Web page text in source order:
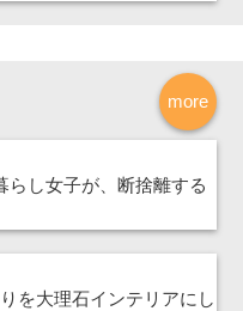
more
らし女子が、断捨離する
を大理石インテリアにし